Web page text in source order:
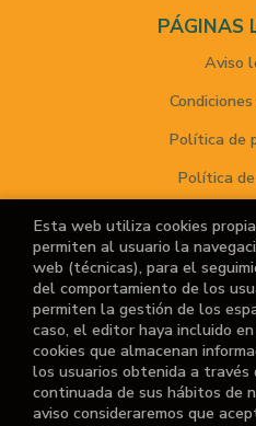
PÁGINAS
Aviso
Política de
Política de
ATENCIÓN
Quiénes
¿No encuentras el
Esta web utiliza cookies
permiten al usuario la
web (técnicas), para el
del comportamiento de los
permiten la gestión de los
caso, el editor haya incluido
cookies que almacenan
los usuarios obtenida a través
continuada de sus hábitos de
aviso consideraremos que